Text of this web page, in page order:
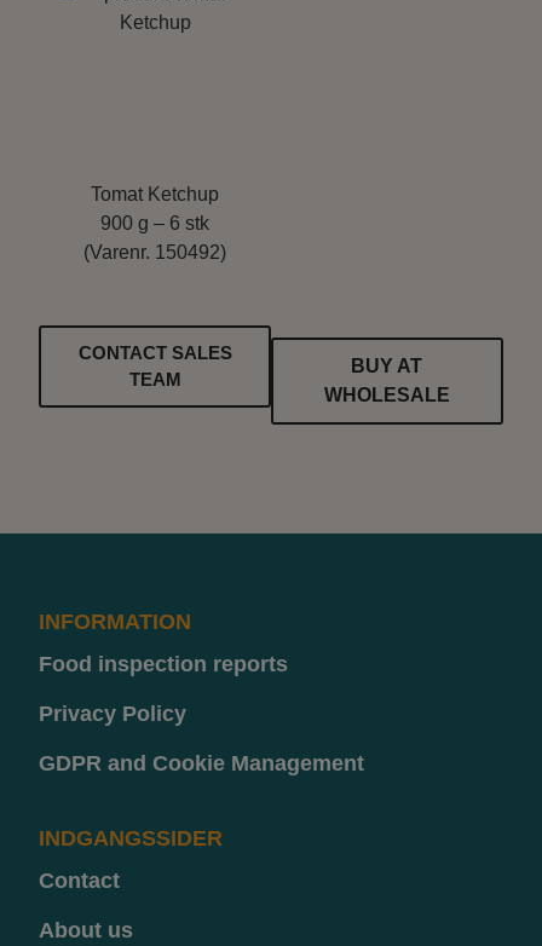
Tomat Ketchup
900 g – 6 stk
(Varenr. 150492)
CONTACT SALES
TEAM
BUY AT
WHOLESALE
INFORMATION
Food inspection reports
Privacy Policy
GDPR and Cookie Management
INDGANGSSIDER
Contact
About us